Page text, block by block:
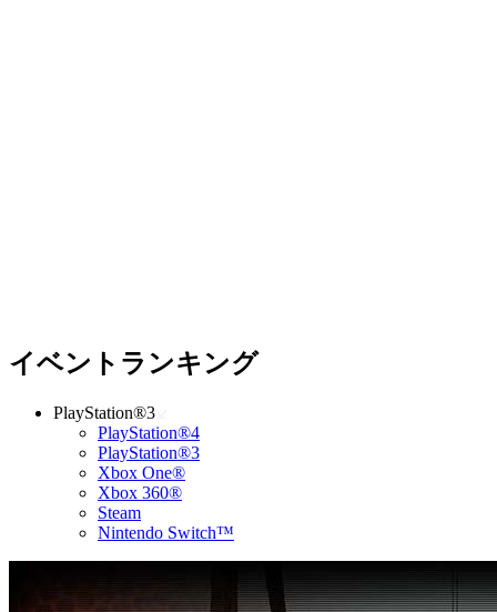
イベントランキング
PlayStation®3
PlayStation®4
PlayStation®3
Xbox One®
Xbox 360®
Steam
Nintendo Switch™